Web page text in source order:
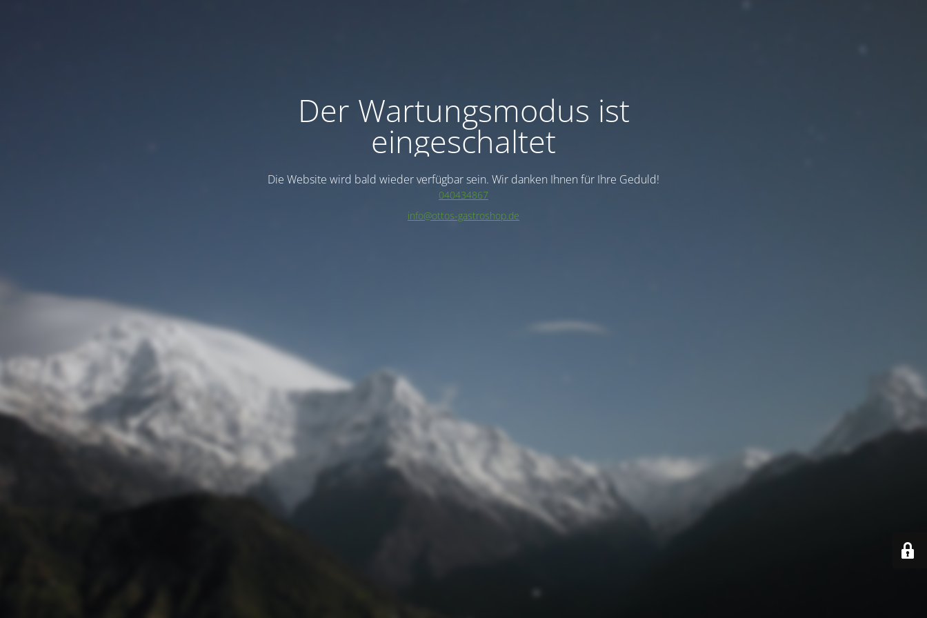
Der Wartungsmodus ist
eingeschaltet
Die Website wird bald wieder verfügbar sein. Wir danken Ihnen für Ihre Geduld!
040434867
info@ottos-gastroshop.de